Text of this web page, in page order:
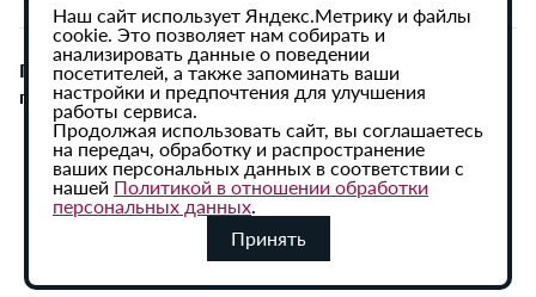
При использовании материалов сайта активная
гиперссылка на ИА «Регион 64» обязательна.
Наш сайт использует Яндекс.Метрику и файлы
cookie. Это позволяет нам собирать и
анализировать данные о поведении
посетителей, а также запоминать ваши
настройки и предпочтения для улучшения
работы сервиса.
Продолжая использовать сайт, вы соглашаетесь
на передач, обработку и распространение
ваших персональных данных в соответствии с
нашей Политикой в отношении обработки
персональных данных.
Принять